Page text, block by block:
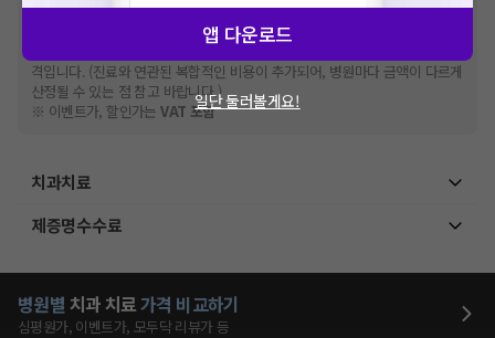
※비급여 항목의 경우,추가비용 등으로 실제 가격과 상이할 수 있으니, 정확
한 가격은 해당 의료기관에 직접 문의해주세요.
건강보험심사평가원
격입니다. (진료와 연관된 복합적인 비용이 추가되어, 병원마다 금액이 다르게
산정될 수 있는 점 참고 바랍니다.)
※ 이벤트가, 할인가는VAT 포함
치과치료
제증명수수료
병원별 치과 치료가격 비교하기
심평원가, 이벤트가, 모두닥 리뷰가 등
앱 다운로드
일단 둘러볼게요!